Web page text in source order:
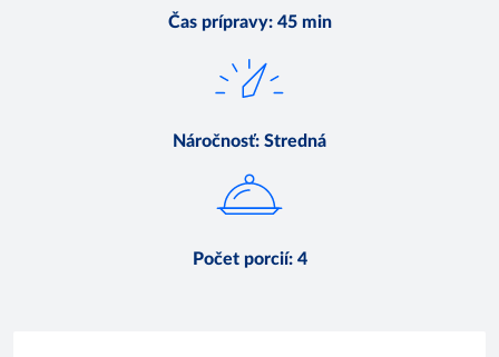
Čas prípravy: 45 min
Náročnosť: Stredná
Počet porcií: 4